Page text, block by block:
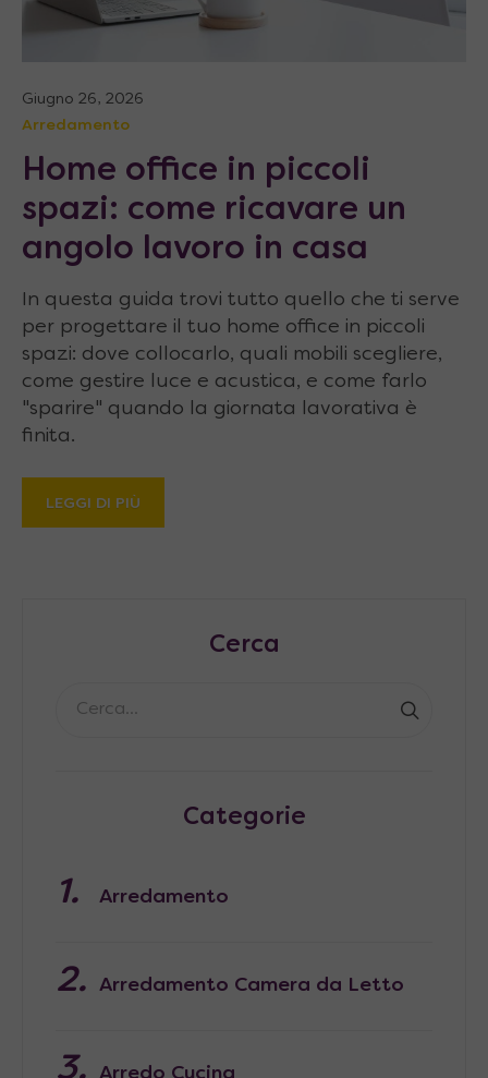
Giugno 26, 2026
Arredamento
Home office in piccoli
spazi: come ricavare un
angolo lavoro in casa
In questa guida trovi tutto quello che ti serve
per progettare il tuo home office in piccoli
spazi: dove collocarlo, quali mobili scegliere,
come gestire luce e acustica, e come farlo
"sparire" quando la giornata lavorativa è
finita.
LEGGI DI PIÙ
Cerca
Categorie
Arredamento
Arredamento Camera da Letto